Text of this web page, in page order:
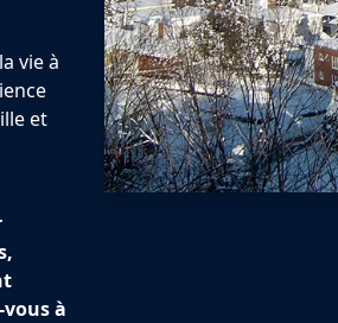
vie à
et
à